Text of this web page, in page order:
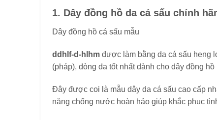
1. Dây đồng hồ da cá sấu chính
Dây đồng hồ cá sấu mẫu
ddhlf-d-hlhm được làm bằng da cá sấu heng
(pháp), dòng da tốt nhất dành cho dây đồng hồ
Đây được coi là mẫu dây da cá sấu cao cấp
năng chống nước hoàn hảo giúp khắc phục